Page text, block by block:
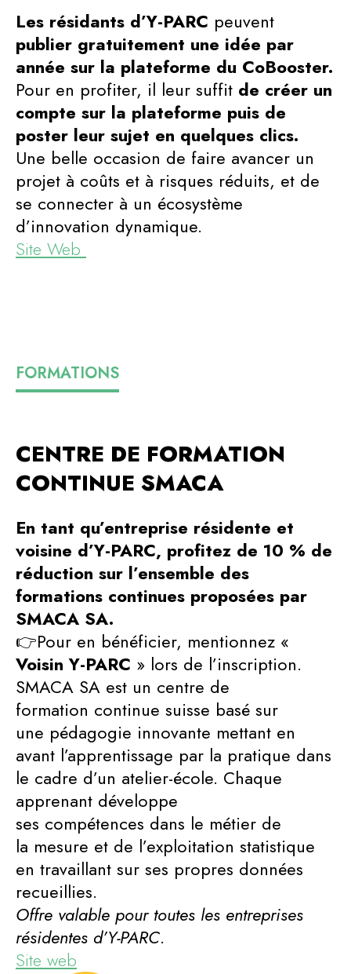
Les résidants d’Y-PARC peuvent
publier gratuitement une idée par
année sur la plateforme du CoBooster.
Pour en profiter, il leur suffit de créer un
compte sur la plateforme puis de
poster leur sujet en quelques clics.
Une belle occasion de faire avancer un
projet à coûts et à risques réduits, et de
se connecter à un écosystème
d’innovation dynamique.
Site Web
FORMATIONS
CENTRE DE FORMATION
CONTINUE SMACA
En tant qu’entreprise résidente et
voisine d’Y-PARC, profitez de 10 % de
réduction sur l’ensemble des
formations continues proposées par
SMACA SA.
👉Pour en bénéficier, mentionnez «
Voisin Y-PARC » lors de l’inscription.
SMACA SA est un centre de
formation continue suisse basé sur
une pédagogie innovante mettant en
avant l’apprentissage par la pratique dans
le cadre d’un atelier-école. Chaque
apprenant développe
ses compétences dans le métier de
la mesure et de l’exploitation statistique
en travaillant sur ses propres données
recueillies.
Offre valable pour toutes les entreprises
résidentes d’Y-PARC.
Site web